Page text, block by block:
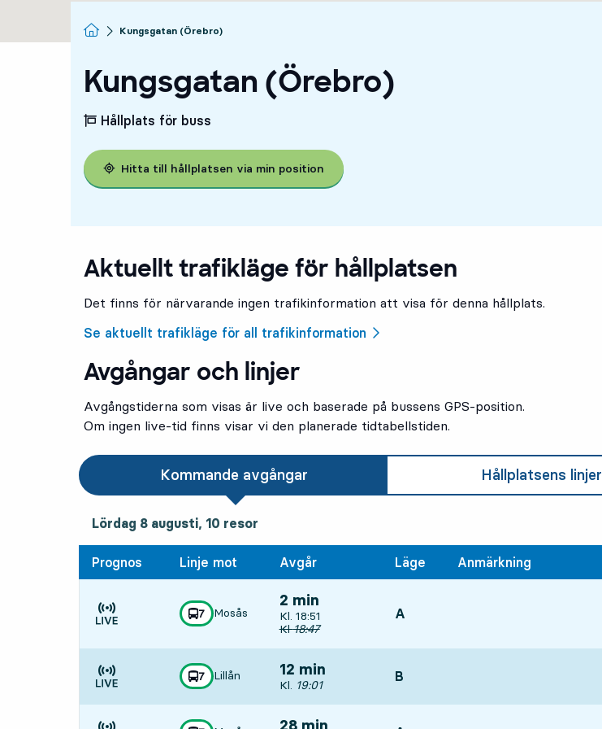
Startsida
Kungsgatan (Örebro)
Kungsgatan (Örebro)
Hållplats för buss
Hitta till hållplatsen via min position
Aktuellt trafikläge för hållplatsen
Det finns för närvarande ingen trafikinformation att visa för denna hållplats.
Se aktuellt trafikläge för all trafikinformation
Avgångar och linjer
Avgångstiderna som visas är live och baserade på bussens GPS-position.
Om ingen live-tid finns visar vi den planerade tidtabellstiden.
Kommande avgångar Hållplatsens linjer
lördag 8 augusti, 10 resor
Lördag 8 augusti, 10 resor
Prognos Linje mot Avgår Läge Anmärkning
Tiden är prognos
linje
7
mot
Mosås
,
2 min
Avgår, Kl. 18:51, om 2 min
Kl. 18:51
Ursprunglig avgångstid
Kl18:47
LÄGE,
A
Tiden är prognos
linje
7
mot
Lillån
,
12 min
Avgår, Kl. 19:01, om 12 min
Kl. 19:01
LÄGE,
B